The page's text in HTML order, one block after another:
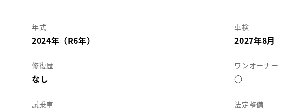
年式
2024年（R6年）
車検
2027年8月
修復歴
なし
ワンオーナー
○
試乗車 法定整備